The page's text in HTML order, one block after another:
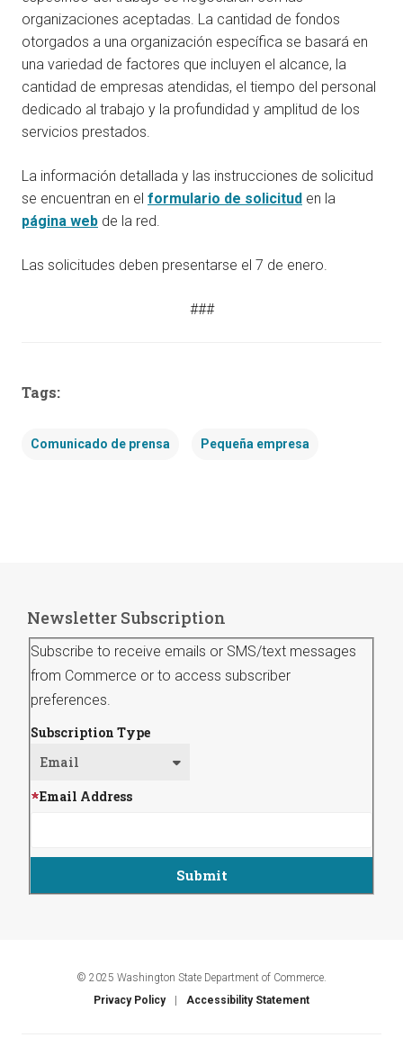
organizaciones aceptadas. La cantidad de fondos
otorgados a una organización específica se basará en
una variedad de factores que incluyen el alcance, la
cantidad de empresas atendidas, el tiempo del personal
dedicado al trabajo y la profundidad y amplitud de los
servicios prestados.
La información detallada y las instrucciones de solicitud
se encuentran en el formulario de solicitud en la
página web de la red.
Las solicitudes deben presentarse el 7 de enero.
###
Tags:
Comunicado de prensa Pequeña empresa
Newsletter Subscription
Subscribe to receive emails or SMS/text messages
from Commerce or to access subscriber
preferences.
Subscription Type
Email Address
© 2025 Washington State Department of Commerce.
Privacy Policy
Accessibility Statement